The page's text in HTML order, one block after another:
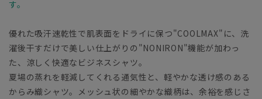
す。
優れた吸汗速乾性で肌表面をドライに保つ"COOLMAX"に、洗
濯後干すだけで美しい仕上がりの"NONIRON"機能が加わっ
た、涼しく快適なビジネスシャツ。
夏場の蒸れを軽減してくれる通気性と、軽やかな透け感のある
からみ織シャツ。メッシュ状の細やかな織柄は、余裕を感じさ